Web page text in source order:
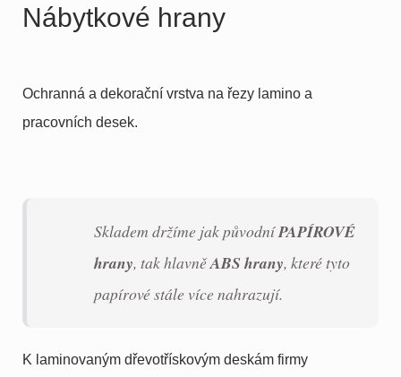
Nábytkové hrany
Ochranná a dekorační vrstva na řezy lamino a
pracovních desek.
Skladem držíme jak původníPAPÍROVÉ
hrany, tak hlavněABS hrany, které tyto
papírové stále více nahrazují.
K laminovaným dřevotřískovým deskám firmy